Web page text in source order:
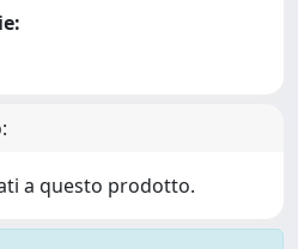
a questo prodotto.